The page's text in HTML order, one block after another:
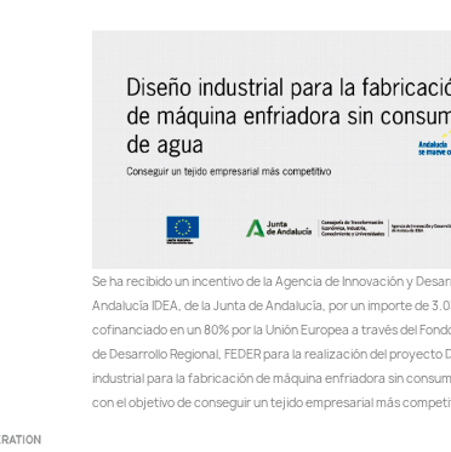
Se ha recibido un incentivo de la Agencia de Innovación y
Andalucía IDEA, de la Junta de Andalucía, por un importe de
cofinanciado en un 80% por la Unión Europea a través del
de Desarrollo Regional, FEDER para la realización del proyecto
industrial para la fabricación de máquina enfriadora sin
con el objetivo de conseguir un tejido empresarial más